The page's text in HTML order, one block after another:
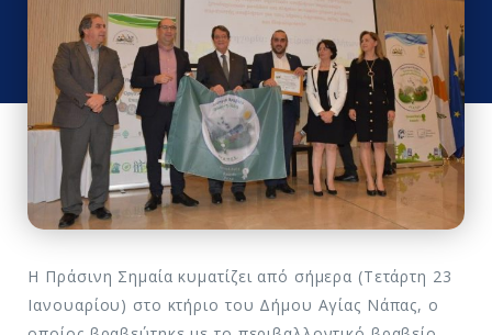
H Πράσινη Σημαία κυματίζει από σήμερα (Τετάρτη 23
Ιανουαρίου) στο κτήριο του Δήμου Αγίας Νάπας, ο